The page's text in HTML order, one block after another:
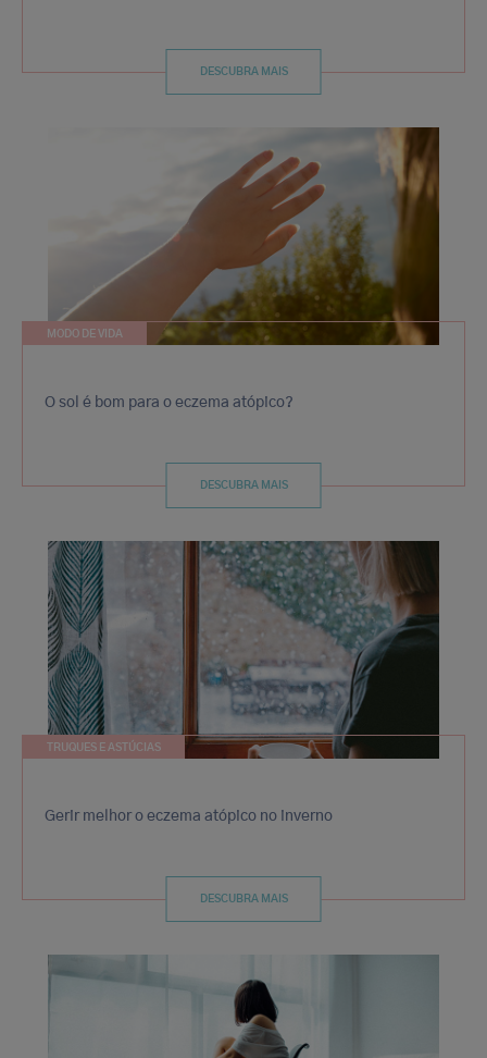
DESCUBRA MAIS
MODO DE VIDA
O sol é bom para o eczema atópico?
DESCUBRA MAIS
TRUQUES E ASTÚCIAS
Gerir melhor o eczema atópico no inverno
DESCUBRA MAIS